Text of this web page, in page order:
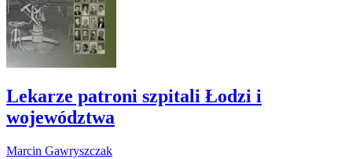
Lekarze patroni szpitali Łodzi i
województwa
Marcin Gawryszczak